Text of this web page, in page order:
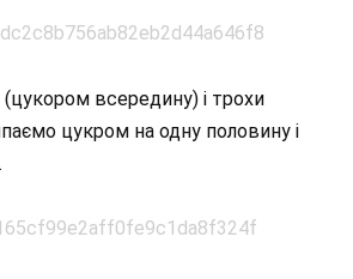
всередину) і трохи
цукром на одну половину і